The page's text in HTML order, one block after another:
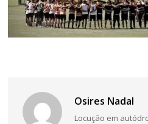
Osires Nadal
Locução em
Post